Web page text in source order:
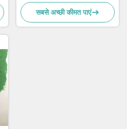
सबसे अच्छी कीमत पाएं